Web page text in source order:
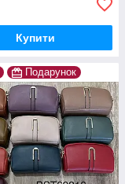
Купити
Подарунок